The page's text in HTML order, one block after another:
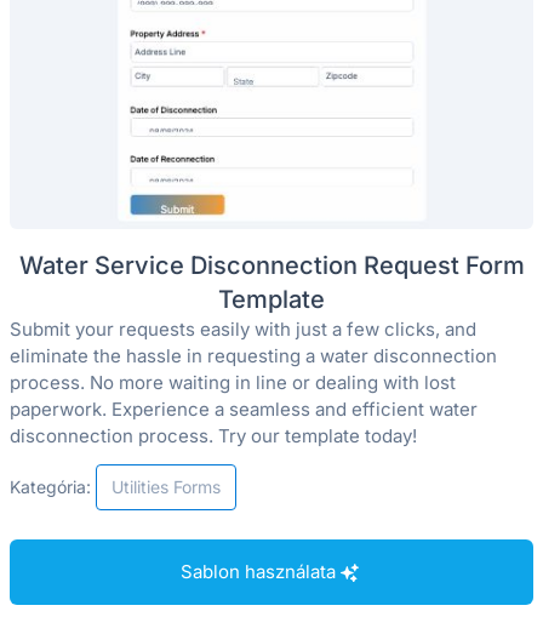
Water Service Disconnection Request Form
Template
Submit your requests easily with just a few clicks, and
eliminate the hassle in requesting a water disconnection
process. No more waiting in line or dealing with lost
paperwork. Experience a seamless and efficient water
disconnection process. Try our template today!
Kategória: Utilities Forms
Sablon használata